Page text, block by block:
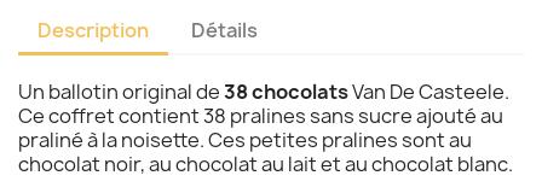
Description Détails
Un ballotin original de38 chocolatsVan De Casteele.
Ce coffret contient 38 pralines sans sucre ajouté au
praliné à la noisette. Ces petites pralines sont au
chocolat noir, au chocolat au lait et au chocolat blanc.